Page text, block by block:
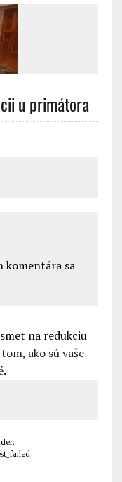
u primátora
komentára sa
na redukciu
ako sú vaše
.